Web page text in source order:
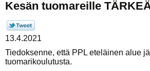
Kesän tuomareille
13.4.2021
Tiedoksenne, että PPL eteläinen alue
tuomarikoulutusta.